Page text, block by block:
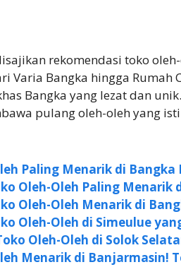
rekomendasi toko
Varia Bangka hingga Rumah
Bangka yang lezat dan
pulang oleh-oleh yang
Paling Menarik di Bangka
Oleh-Oleh Paling Menarik
Oleh-Oleh Menarik di
Oleh-Oleh di Simeulue
Oleh-Oleh di Solok
Menarik di Banjarmasin!